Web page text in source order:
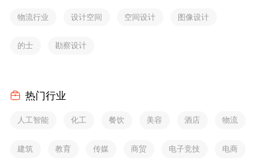
物流行业 设计空间 空间设计 图像设计
的士 勘察设计
热门行业
人工智能 化工 餐饮 美容 酒店 物流
建筑 教育 传媒 商贸 电子竞技 电商